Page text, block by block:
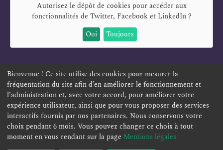
Autorisez le dépôt de cookies pour accéder aux
fonctionnalités de Twitter, Facebook et LinkedIn?
Oui
Toujours
ESPACE PERSONNEL OFFRES D'EMPLOI SIGNALEMENT
TÉLÉSERVICES PLAN DU SITE
ACCESSIBILITÉ POLITIQUE DE CONFIDENTIALITÉ
MENTIONS LÉGALES CONTACT
Bienvenue ! Ce site utilise des cookies pour mesurer la
fréquentation du site afin d’en améliorer le fonctionnement et
l’administration et, avec votre accord, pour améliorer votre
expérience utilisateur, ainsi que pour vous proposer des services
interactifs fournis par nos partenaires. Nous conservons votre
choix pendant 6 mois. Vous pouvez changer ce choix à tout
moment en vous rendant sur la page Mentions légales